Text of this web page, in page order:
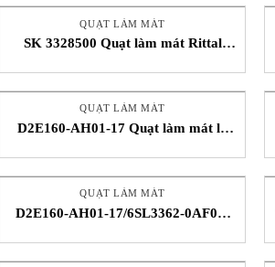
QUẠT LÀM MÁT
SK 3328500 Quạt làm mát Rittal
QUẠT LÀM MÁT
D2E160-AH01-17 Quạt làm mát ly
QUẠT LÀM MÁT
D2E160-AH01-17/6SL3362-0AF01-
STC Việt Nam